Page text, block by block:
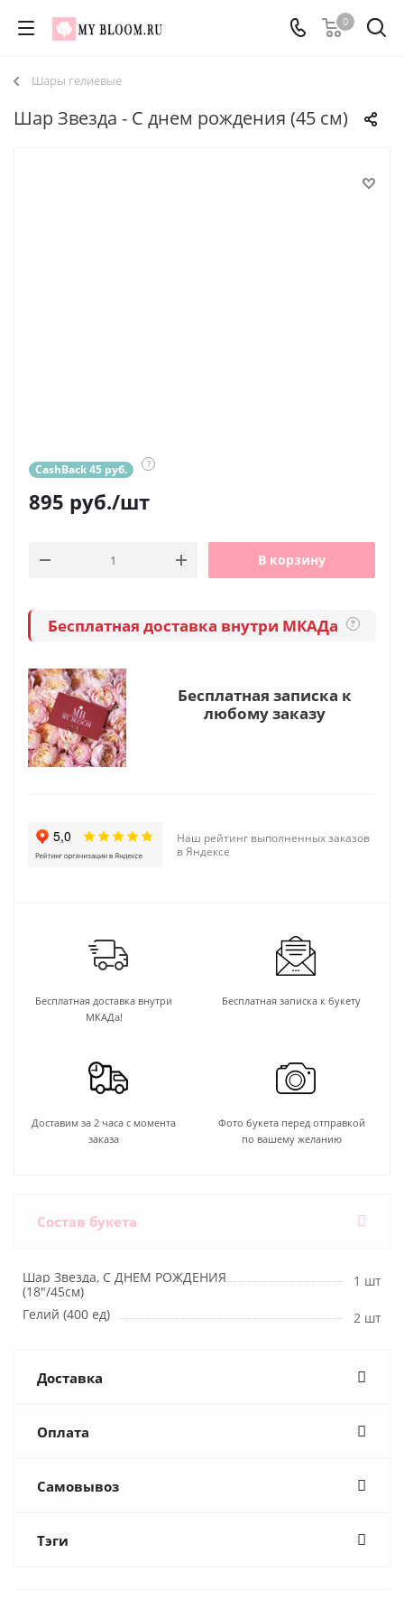
0
Шары гелиевые
Шар Звезда - С днем рождения (45 см)
CashBack 45 руб. ?
895 руб./шт
В корзину
Бесплатная доставка внутри МКАДа ?
Бесплатная записка к
любому заказу
Наш рейтинг выполненных заказов
в Яндексе
Бесплатная доставка внутри
МКАДа!
Бесплатная записка к букету
Доставим за 2 часа с момента
заказа
Фото букета перед отправкой
по вашему желанию
Состав букета
Шар Звезда, С ДНЕМ РОЖДЕНИЯ
(18"/45см)
1 шт
Гелий (400 ед)
2 шт
Доставка
Оплата
Самовывоз
Тэги